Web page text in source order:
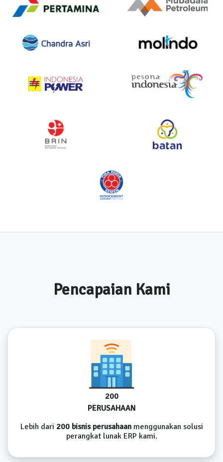
Pencapaian Kami
200
PERUSAHAAN
Lebih dari 200 bisnis perusahaanmenggunakan solusi
perangkat lunak ERP kami.